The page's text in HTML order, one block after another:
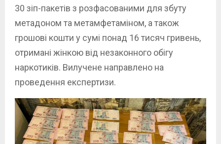
30 зіп-пакетів з розфасованими для збуту
метадоном та метамфетаміном, а також
грошові кошти у сумі понад 16 тисяч гривень,
отримані жінкою від незаконного обігу
наркотиків. Вилучене направлено на
проведення експертизи.